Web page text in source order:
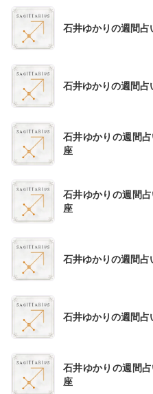
石井ゆかりの週間
石井ゆかりの週間
石井ゆかりの週間
座
石井ゆかりの週間
座
石井ゆかりの週間
石井ゆかりの週間
石井ゆかりの週間
座